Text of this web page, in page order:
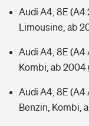
Audi A4, 8E (A4
Limousine, ab
Audi A4, 8E (A4
Kombi, ab 2004
Audi A4, 8E (A4
Benzin, Kombi,